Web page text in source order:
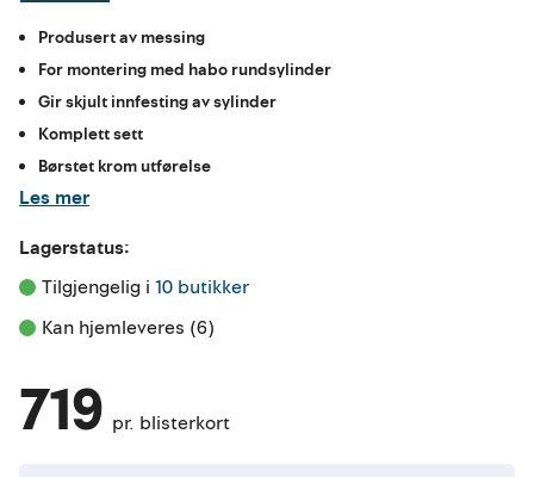
Produsert av messing
For montering med habo rundsylinder
Gir skjult innfesting av sylinder
Komplett sett
Børstet krom utførelse
Les mer
Lagerstatus:
Tilgjengelig i 10 butikker
Kan hjemleveres (6)
719 pr. blisterkort